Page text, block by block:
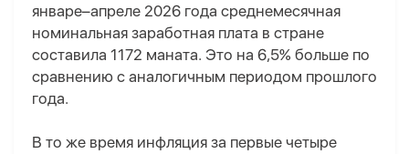
январе–апреле 2026 года среднемесячная
номинальная заработная плата в стране
составила 1172 маната. Это на 6,5% больше по
сравнению с аналогичным периодом прошлого
года.
В то же время инфляция за первые четыре